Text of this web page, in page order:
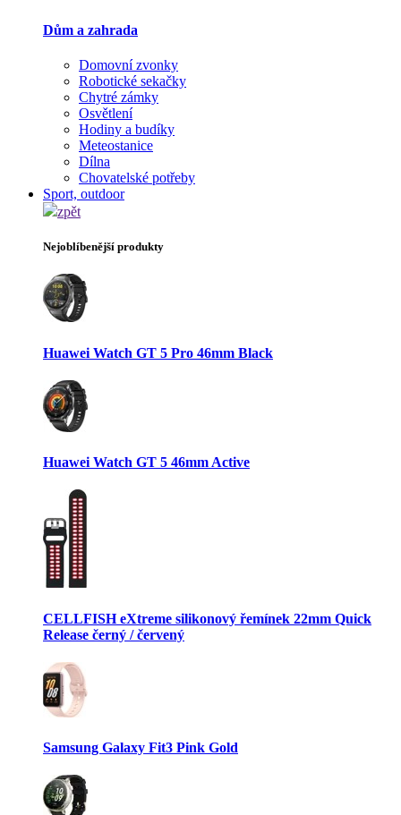
Dům a zahrada
Domovní zvonky
Robotické sekačky
Chytré zámky
Osvětlení
Hodiny a budíky
Meteostanice
Dílna
Chovatelské potřeby
Sport, outdoor
zpět
Nejoblíbenější produkty
Huawei Watch GT 5 Pro 46mm Black
Huawei Watch GT 5 46mm Active
CELLFISH eXtreme silikonový řemínek 22mm Quick
Release černý / červený
Samsung Galaxy Fit3 Pink Gold